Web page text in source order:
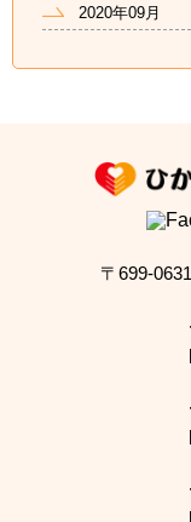
2020年09月
〒699-